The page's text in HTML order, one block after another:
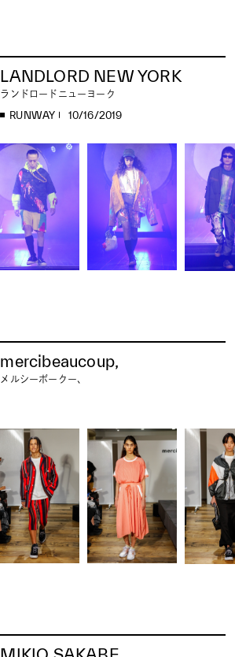
LANDLORD NEW YORK
ランドロードニューヨーク
RUNWAY 10/16/2019
mercibeaucoup,
メルシーボークー、